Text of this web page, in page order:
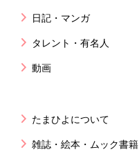
日記・マンガ
タレント・有名人
動画
たまひよについて
雑誌・絵本・ムック書籍